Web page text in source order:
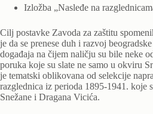
Izložba „Nasleđe na
Cilj postavke Zavoda za zaštitu
je da se prenese duh i razvoj
događaja na čijem naličju su bile neke
poruka koje su slate ne samo u okviru
je tematski oblikovana od selekcije
razglednica iz perioda 1895-1941. koje
Snežane i Dragana Vicića.